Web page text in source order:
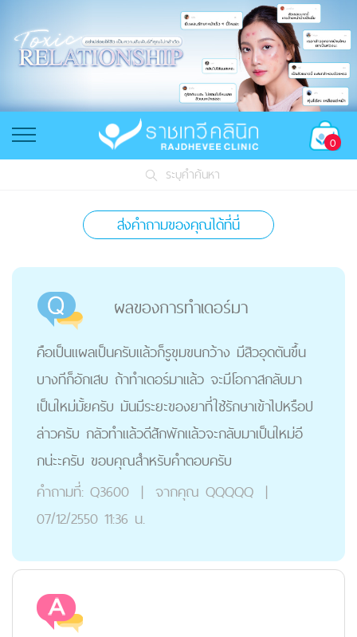
0
ระบุคำค้นหา
ส่งคำถามของคุณได้ที่นี่
ผลของการทำเดอร์มา
คือเป็นแผลเป็นครับแล้วก็รูขุมขนกว้าง มีสิวอุดตันขึ้น
บางทีก็อักเสบ ถ้าทำเดอร์มาแล้ว จะมีโอกาสกลับมา
เป็นใหม่มั้ยครับ มันมีระยะของยาที่ใช้รักษาเข้าไปหรือป
ล่าวครับ กลัวทำแล้วดีสักพักแล้วจะกลับมาเป็นใหม่อี
กน่ะะครับ ขอบคุณสำหรับคำตอบครับ
คำถามที่: Q3600 | จากคุณ QQQQQ |
07/12/2550 11:36 น.